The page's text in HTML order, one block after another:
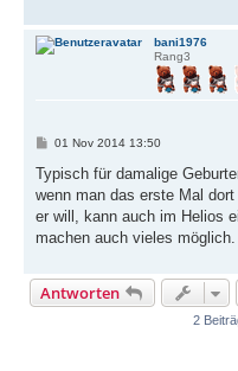
bani1976
Rang3
B
i
t
r
a
01 Nov 2014 13:50
Typisch für damalige
wenn man das erste Mal
er will, kann auch im Helios
machen auch vieles möglich.
Antworten
2